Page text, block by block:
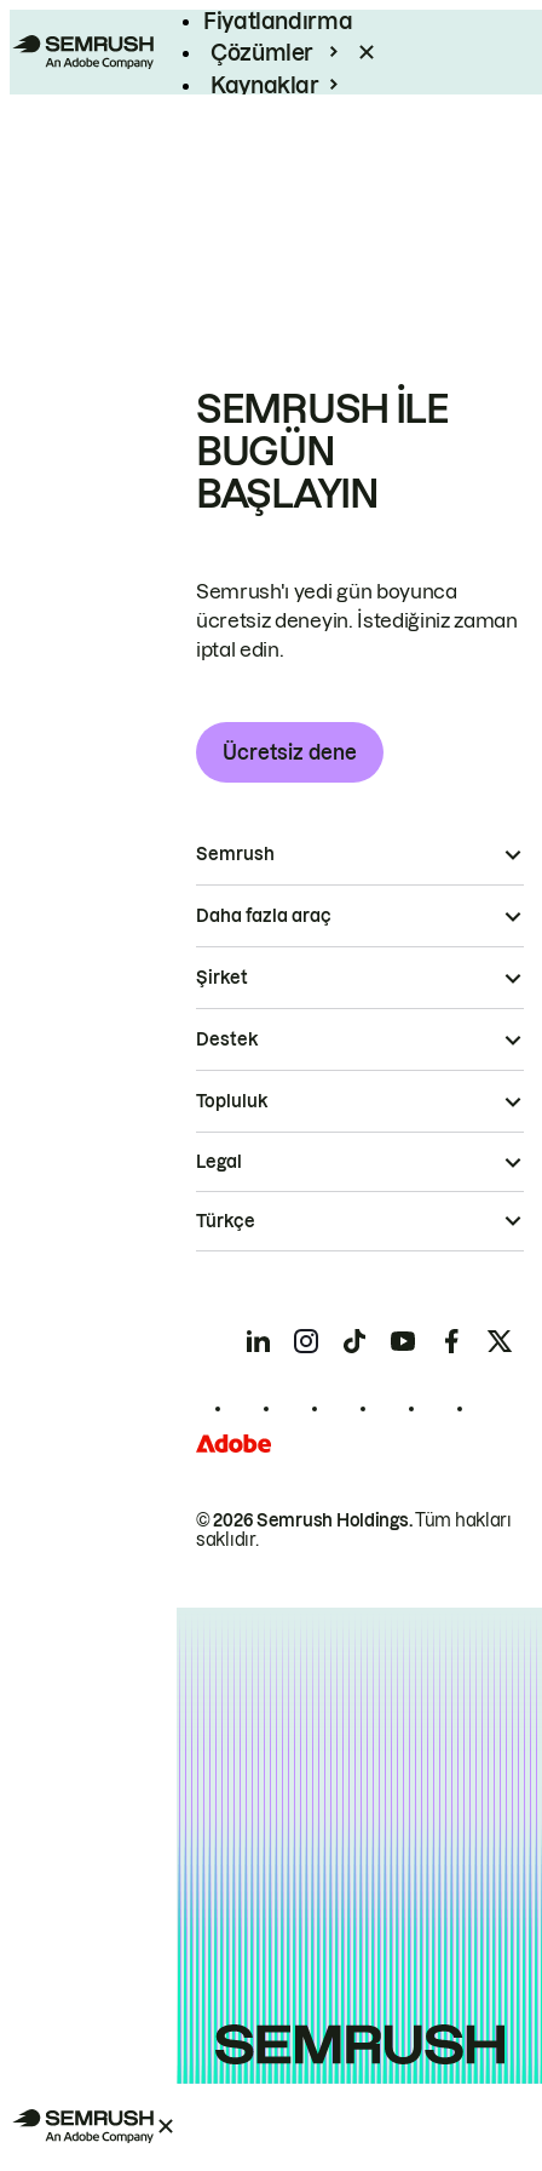
Fiyatlandırma
Çözümler
Kaynaklar
SEMRUSH ILE
BUGÜN
BAŞLAYIN
Semrush'ı yedi gün boyunca
ücretsiz deneyin. İstediğiniz zaman
iptal edin.
Ücretsiz dene
Semrush
Daha fazla araç
Şirket
Destek
Topluluk
© 2026 Semrush Holdings.Tüm hakları
saklıdır.
Legal
Türkçe